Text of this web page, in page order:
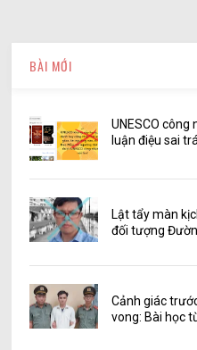
BÀI MỚI
UNESCO
luận điệu sai
Lật tẩy màn
đối tượng
Cảnh giác
vong: Bài học